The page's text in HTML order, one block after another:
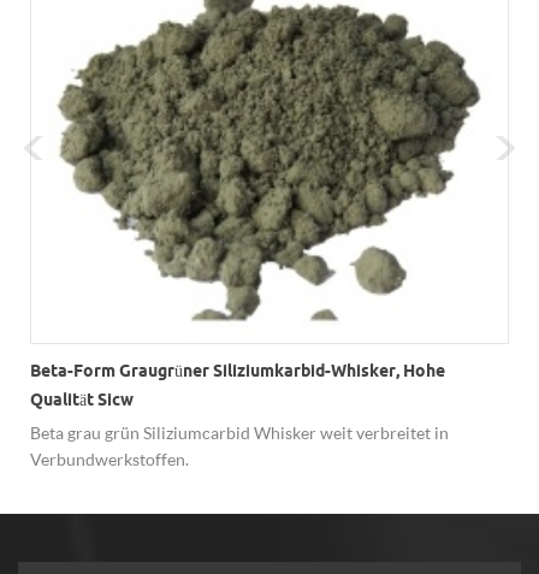
Beta-Form Graugrüner Siliziumkarbid-Whisker, Hohe
Qualität Sicw
Beta grau grün Siliziumcarbid Whisker weit verbreitet in
Verbundwerkstoffen.